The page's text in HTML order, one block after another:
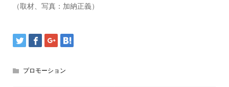
（取材、写真：加納正義）
プロモーション